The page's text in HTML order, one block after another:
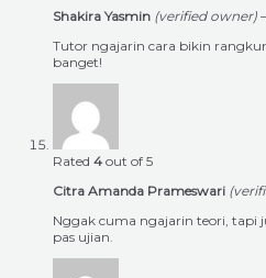
Shakira Yasmin (verified owner) –
Tutor ngajarin cara bikin
banget!
Rated 4 out of 5
Citra Amanda Prameswari
Nggak cuma ngajarin teori, tapi
pas ujian.